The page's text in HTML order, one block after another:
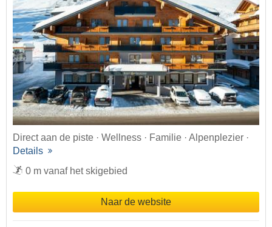
Direct aan de piste · Wellness · Familie · Alpenplezier ·
Details
0 m vanaf het skigebied
Naar de website